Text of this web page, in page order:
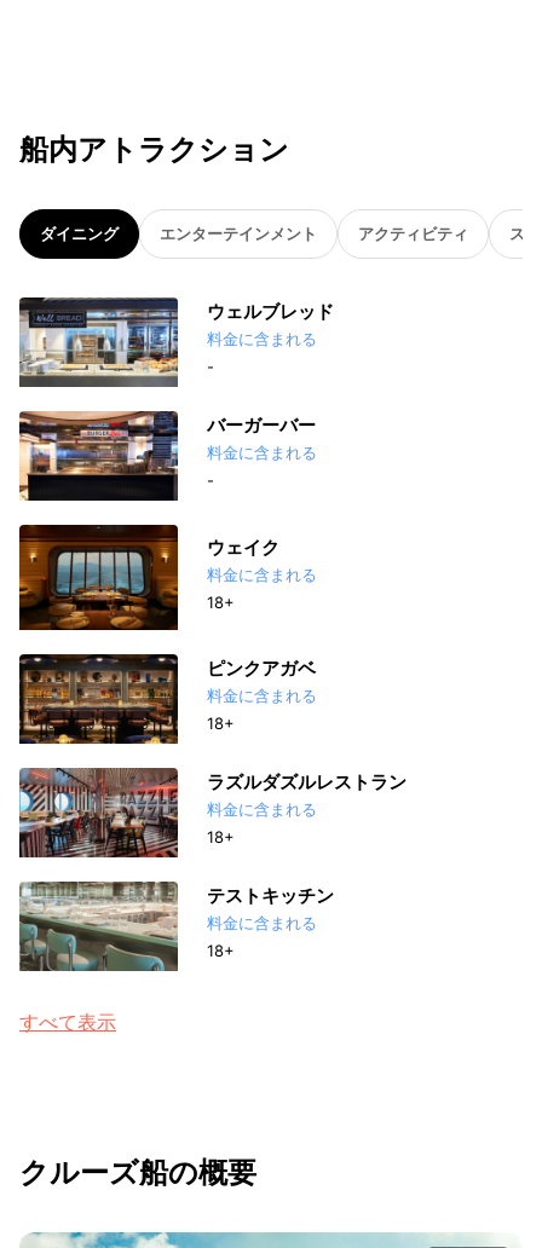
船内アトラクション
ダイニング エンターテインメント アクティビティ ス
ウェルブレッド
料金に含まれる
-
バーガーバー
料金に含まれる
-
ウェイク
料金に含まれる
18+
ピンクアガベ
料金に含まれる
18+
ラズルダズルレストラン
料金に含まれる
18+
テストキッチン
料金に含まれる
18+
すべて表示
クルーズ船の概要